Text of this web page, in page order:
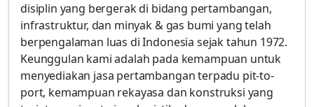
disiplin yang bergerak di bidang pertambangan,
infrastruktur, dan minyak & gas bumi yang telah
berpengalaman luas di Indonesia sejak tahun 1972.
Keunggulan kami adalah pada kemampuan untuk
menyediakan jasa pertambangan terpadu pit-to-
port, kemampuan rekayasa dan konstruksi yang